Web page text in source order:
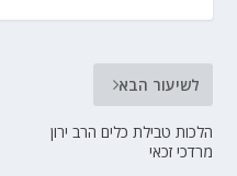
לשיעור הבא
הלכות טבילת כלים הרב ירון
מרדכי זכאי